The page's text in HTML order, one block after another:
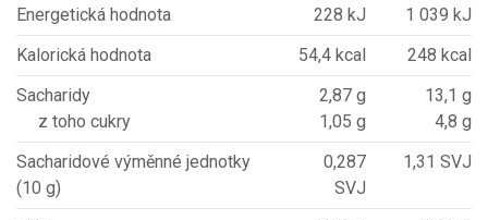
Energetická hodnota 228 kJ
1 039 kJ
Kalorická hodnota
54,4 kcal
248 kcal
Sacharidy
z toho cukry
2,87 g
1,05 g
13,1 g
4,8 g
Sacharidové výměnné jednotky
(10 g)
0,287
SVJ
1,31 SVJ